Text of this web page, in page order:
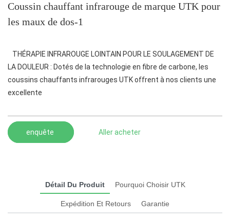
Coussin chauffant infrarouge de marque UTK pour
les maux de dos-1
THÉRAPIE INFRAROUGE LOINTAIN POUR LE SOULAGEMENT DE
LA DOULEUR : Dotés de la technologie en fibre de carbone, les
coussins chauffants infrarouges UTK offrent à nos clients une
excellente
enquête Aller acheter
Détail Du Produit Pourquoi Choisir UTK
Expédition Et Retours Garantie